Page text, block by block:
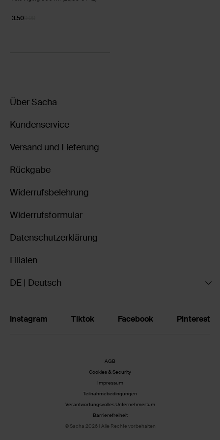
3.50
Über Sacha
Kundenservice
Versand und Lieferung
Rückgabe
Widerrufsbelehrung
Widerrufsformular
Datenschutzerklärung
Filialen
DE | Deutsch
Instagram Tiktok Facebook Pinterest
AGB
Cookies & Security
Impressum
Teilnahmebedingungen
Verantwortungsvolles Unternehmertum
Barrierefreiheit
© Sacha 2026 | Alle Rechte vorbehalten